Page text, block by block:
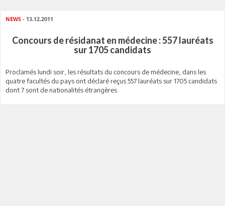
NEWS - 13.12.2011
Concours de résidanat en médecine : 557 lauréats
sur 1705 candidats
Proclamés lundi soir, les résultats du concours de médecine, dans les
quatre facultés du pays ont déclaré reçus 557 lauréats sur 1705 candidats
dont 7 sont de nationalités étrangères.